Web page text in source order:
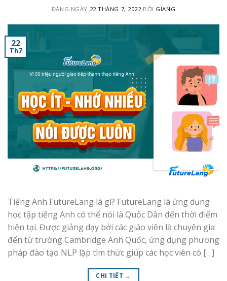
ĐĂNG NGÀY 22 THÁNG 7, 2022 BỞI GIANG
22
Th7
Tiếng Anh FutureLang là gì? FutureLang là ứng dụng
học tập tiếng Anh có thể nói là Quốc Dân đến thời điểm
hiện tại. Được giảng dạy bởi các giáo viên là chuyên gia
đến từ trường Cambridge Anh Quốc, ứng dụng phương
pháp đào tạo NLP lặp tìm thức giúp các học viên có […]
CHI TIẾT →